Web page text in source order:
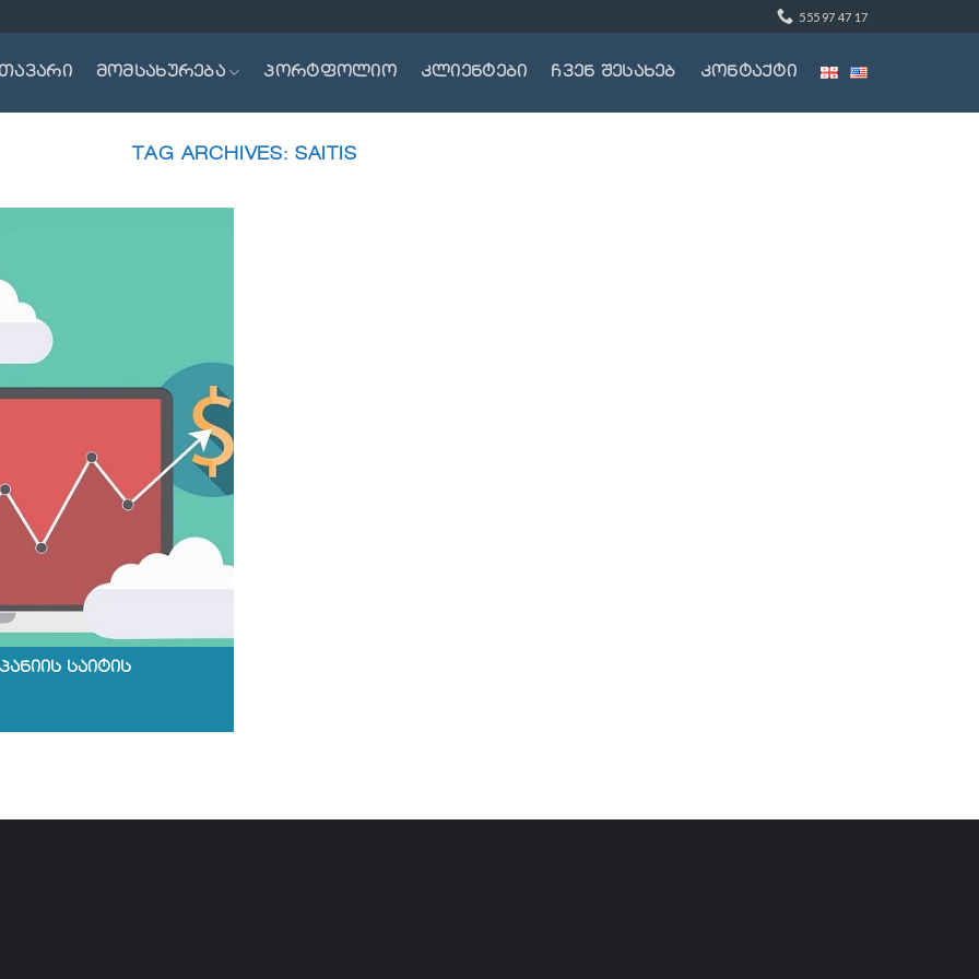
555 97 47 17
მომსახურება პორტფოლიო კლიენტები ჩვენ შესახებ კონტაქტი
TAG ARCHIVES: SAITIS
საიტის